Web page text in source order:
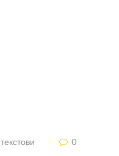
текстови
0